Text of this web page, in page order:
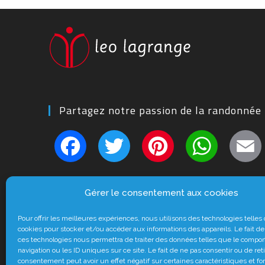
Gérer le consentement aux cookies
Pour offrir les meilleures expériences, nous utilisons des technologies telles
cookies pour stocker et/ou accéder aux informations des appareils. Le fait
ces technologies nous permettra de traiter des données telles que le
navigation ou les ID uniques sur ce site. Le fait de ne pas consentir ou de
consentement peut avoir un effet négatif sur certaines caractéristiques et
Partagez notre passion de la randonnée
c
e
b
o
o
T
w
itt
er
Pi
nt
er
e
st
W
at
s
A
p
p
Abonnez-vous
Facebook